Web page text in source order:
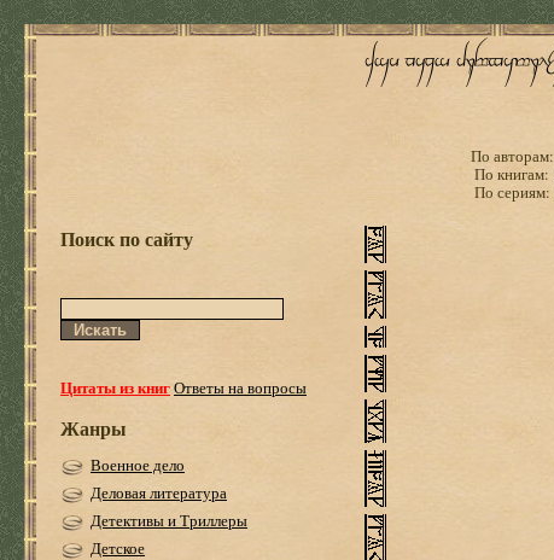
По авторам:
По книгам:
По сериям:
Поиск по сайту
Цитаты из книгОтветы на вопросы
Жанры
Военное дело
Деловая литература
Детективы и Триллеры
Детское